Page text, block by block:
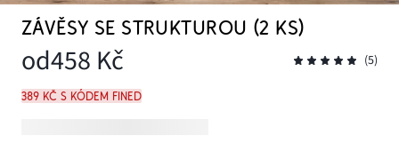
ZÁVĚSY SE STRUKTUROU (2 KS)
od458 Kč (5)
389 Kč s kódem FINED